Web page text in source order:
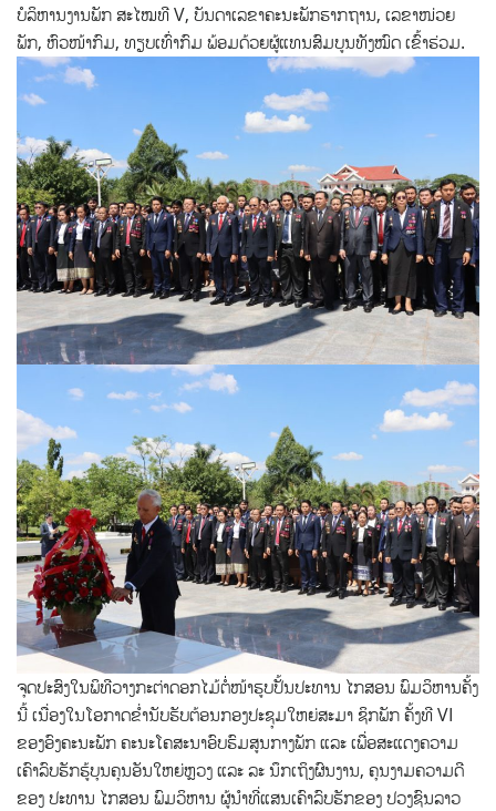
ບໍລິຫານງານພັກ ສະໄໝທີ V, ບັນດາເລຂາຄະນະພັກຮາກຖານ, ເລຂາໜ່ວຍ
ພັກ, ຫົວໜ້າກົມ, ທຽບເທົ່າກົມ ພ້ອມດ້ວຍຜູ້ແທນສົມບູນທັງໝົດ ເຂົ້າຮ່ວມ.
ຈຸດປະສົງໃນພິທີວາງກະຕ່າດອກໄມ້ຕໍ່ໜ້າຮູບປັ້ນປະທານ ໄກສອນ ພົມວິຫານຄັ້ງ
ນີ້ ເນື່ອງໃນໂອກາດຂໍ່ານັບຮັບຕ້ອນກອງປະຊຸມໃຫຍ່ສະມາ ຊິກພັກ ຄັ້ງທີ VI
ຂອງອົງຄະນະພັກ ຄະນະໂຄສະນາອົບຮົມສູນກາງພັກ ແລະ ເພື່ອສະແດງຄວາມ
ເຄົາລົບຮັກຮູ້ບຸນຄຸນອັນໃຫຍ່ຫຼວງ ແລະ ລະ ນຶກເຖິງຜົນງານ, ຄຸນງາມຄວາມດີ
ຂອງ ປະທານ ໄກສອນ ພົມວິຫານ ຜູ້ນໍາທີ່ແສນເຄົາລົບຮັກຂອງ ປວງຊົນລາວ